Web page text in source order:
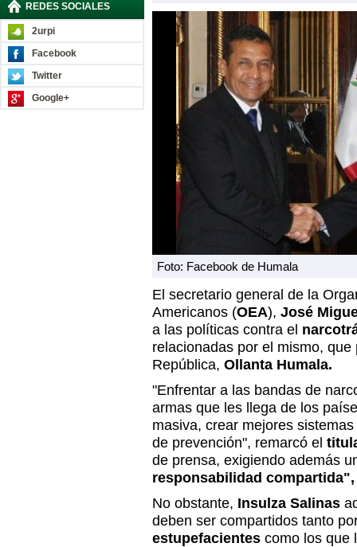
REDES SOCIALES
2urpi
Facebook
Twitter
Google+
Foto: Facebook de Humala
El secretario general de la
Americanos (OEA), José
a las políticas contra el
relacionadas por el mismo,
República, Ollanta Humala.
"Enfrentar a las bandas de
armas que les llega de los
masiva, crear mejores
de prevención", remarcó el
de prensa, exigiendo además
responsabilidad
No obstante, Insulza Salinas
deben ser compartidos tanto
estupefacientes como los que